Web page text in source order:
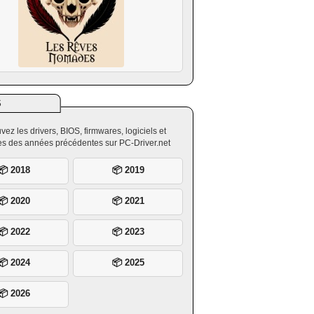
les drivers, BIOS, firmwares, logiciels et
des années précédentes sur PC-Driver.net
2018 📦 2019
2020 📦 2021
2022 📦 2023
2024 📦 2025
2026